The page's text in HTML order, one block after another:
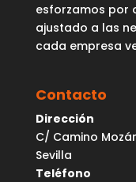
esforzamos por
ajustado a las
cada empresa
Contacto
Dirección
C/ Camino
Sevilla
Teléfono